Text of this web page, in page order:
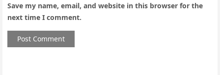
Save my name, email, and website in this browser for the
next time I comment.